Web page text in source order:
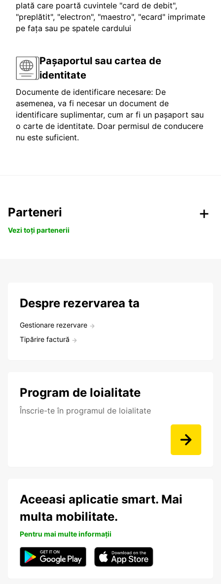
plată care poartă cuvintele "card de debit",
"preplătit", "electron", "maestro", "ecard" imprimate
pe fața sau pe spatele cardului
Pașaportul sau cartea de
identitate
Documente de identificare necesare: De
asemenea, va fi necesar un document de
identificare suplimentar, cum ar fi un pașaport sau
o carte de identitate. Doar permisul de conducere
nu este suficient.
Parteneri
Vezi toți partenerii
Despre rezervarea ta
Gestionare rezervare
Tipărire factură
Program de loialitate
Înscrie-te în programul de loialitate
Aceeasi aplicatie smart. Mai
multa mobilitate.
Pentru mai multe informații